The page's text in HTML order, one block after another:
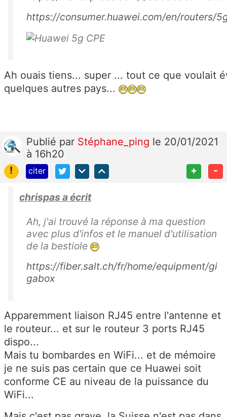
https://consumer.huawei.com/en/routers/
Ah ouais tiens... super ... tout ce que voulait
quelques autres pays...
Publié par Stéphane_ping le 20/01/2021
à 16h20
!
citer + -
chrispas a écrit
Ah, j'ai trouvé la réponse à ma question
avec plus d'infos et le manuel d'utilisation
de la bestiole
https://fiber.salt.ch/fr/home/equipment/gi
gabox
Apparemment liaison RJ45 entre l'antenne et
le routeur... et sur le routeur 3 ports RJ45
dispo...
Mais tu bombardes en WiFi... et de mémoire
je ne suis pas certain que ce Huawei soit
conforme CE au niveau de la puissance du
WiFi...